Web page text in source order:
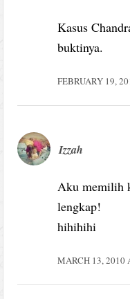
Kasus
buktinya.
FEBRUARY 19,
Izzah
Aku memilih
lengkap!
hihihihi
MARCH 13, 2010